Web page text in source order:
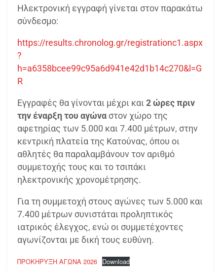
Ηλεκτρονική εγγραφή γίνεται στον παρακάτω
σύνδεσμο:
https://results.chronolog.gr/registrationc1.aspx
?
h=a6358bcee99c95a6d941e42d1b14c270&l=G
R
Εγγραφές θα γίνονται μέχρι και 2 ώρες πριν
την έναρξη του αγώνα στον χώρο της
αφετηρίας των 5.000 και 7.400 μέτρων, στην
κεντρική πλατεία της Κατούνας, όπου οι
αθλητές θα παραλαμβάνουν τον αριθμό
συμμετοχής τους και το τσιπάκι
ηλεκτρονικής χρονομέτρησης.
Για τη συμμετοχή στους αγώνες των 5.000 και
7.400 μέτρων συνιστάται προληπτικός
ιατρικός έλεγχος, ενώ οι συμμετέχοντες
αγωνίζονται με δική τους ευθύνη.
ΠΡΟΚΗΡΥΞΗ ΑΓΩΝΑ 2026 Download